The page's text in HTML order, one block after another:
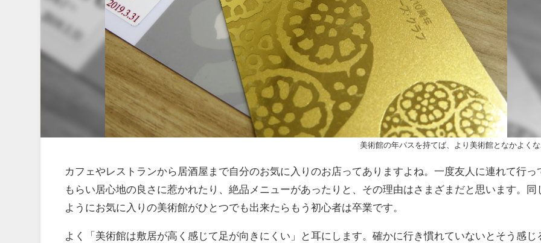
美術館の年パスを持てば、より美術館となかよく
カフェやレストランから居酒屋まで自分のお気に入りのお店ってありますよね。一度友人に連れて行っ
もらい居心地の良さに惹かれたり、絶品メニューがあったりと、その理由はさまざまだと思います。同
ようにお気に入りの美術館がひとつでも出来たらもう初心者は卒業です。
よく「美術館は敷居が高く感じて足が向きにくい」と耳にします。確かに行き慣れていないとそう感じ